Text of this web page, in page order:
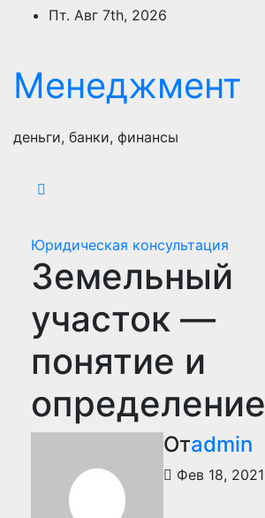
ПерейтиПт. Авг 7th, 2026
Менеджмент
деньги, банки, финансы
Юридическая консультация
Земельный
участок —
понятие и
определение
Отadmin
Фев 18, 2021